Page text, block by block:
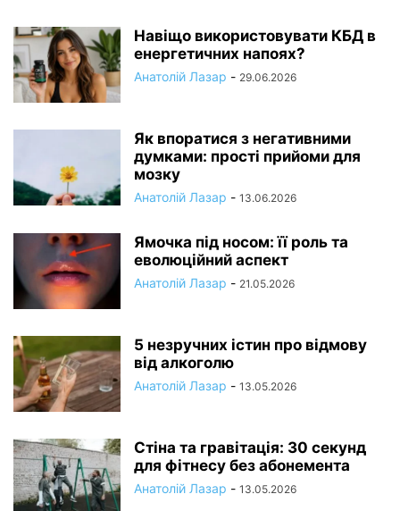
Навіщо використовувати КБД в
енергетичних напоях?
Анатолій Лазар - 29.06.2026
Як впоратися з негативними
думками: прості прийоми для
мозку
Анатолій Лазар - 13.06.2026
Ямочка під носом: її роль та
еволюційний аспект
Анатолій Лазар - 21.05.2026
5 незручних істин про відмову
від алкоголю
Анатолій Лазар - 13.05.2026
Стіна та гравітація: 30 секунд
для фітнесу без абонемента
Анатолій Лазар - 13.05.2026